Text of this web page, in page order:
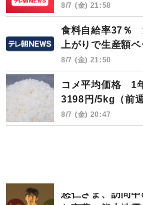
8/7 (金) 21:58
食料自給率37％
上がりで生産額
8/7 (金) 21:50
コメ平均価格 1
3198円/5kg（前
8/7 (金) 20:47
悠仁さま、訪問